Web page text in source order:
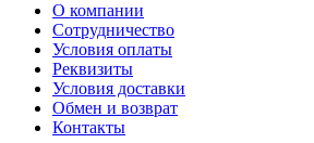
О компании
Сотрудничество
Условия оплаты
Реквизиты
Условия доставки
Обмен и возврат
Контакты